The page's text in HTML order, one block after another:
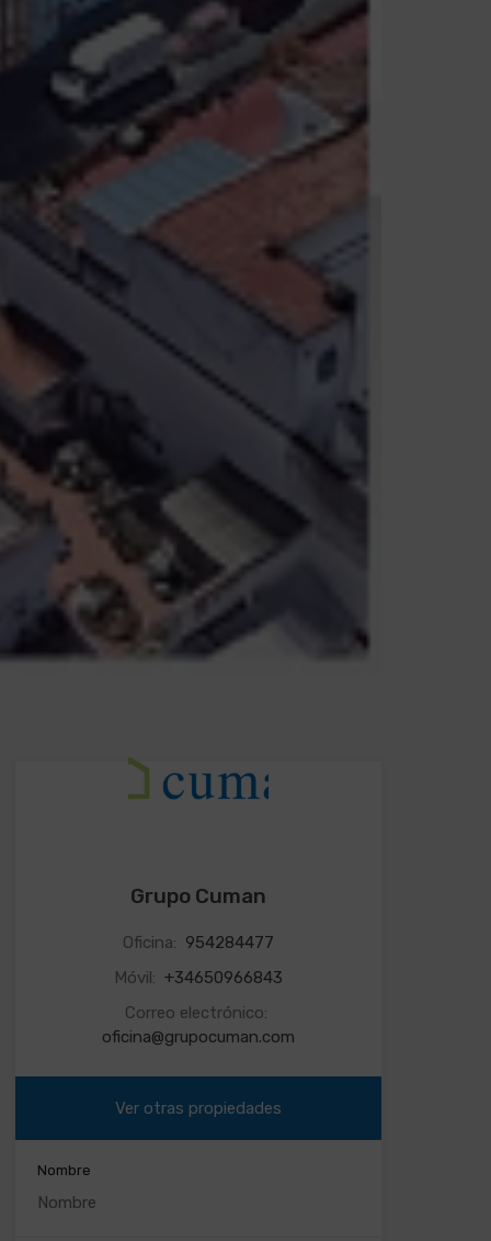
Grupo Cuman
Oficina: 954284477
Móvil: +34650966843
Correo electrónico:
oficina@grupocuman.com
Ver otras propiedades
Nombre